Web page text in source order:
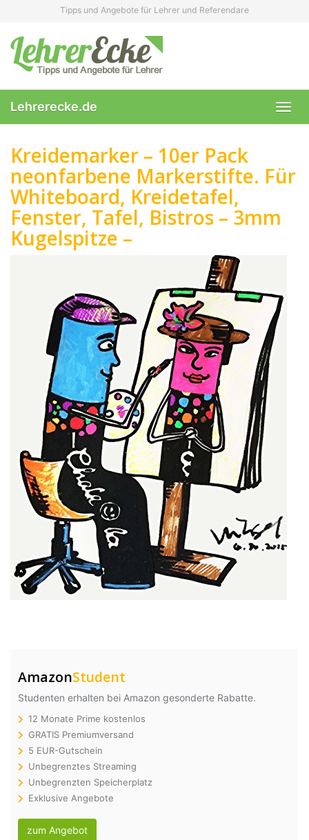
content
Tipps und Angebote für Lehrer und Referendare
Lehrerecke.de
Kreidemarker – 10er Pack
neonfarbene Markerstifte. Für
Whiteboard, Kreidetafel,
Fenster, Tafel, Bistros – 3mm
Kugelspitze –
AmazonStudent
Studenten erhalten bei Amazon gesonderte Rabatte.
12 Monate Prime kostenlos
GRATIS Premiumversand
5 EUR-Gutschein
Unbegrenztes Streaming
Unbegrenzten Speicherplatz
Exklusive Angebote
zum Angebot